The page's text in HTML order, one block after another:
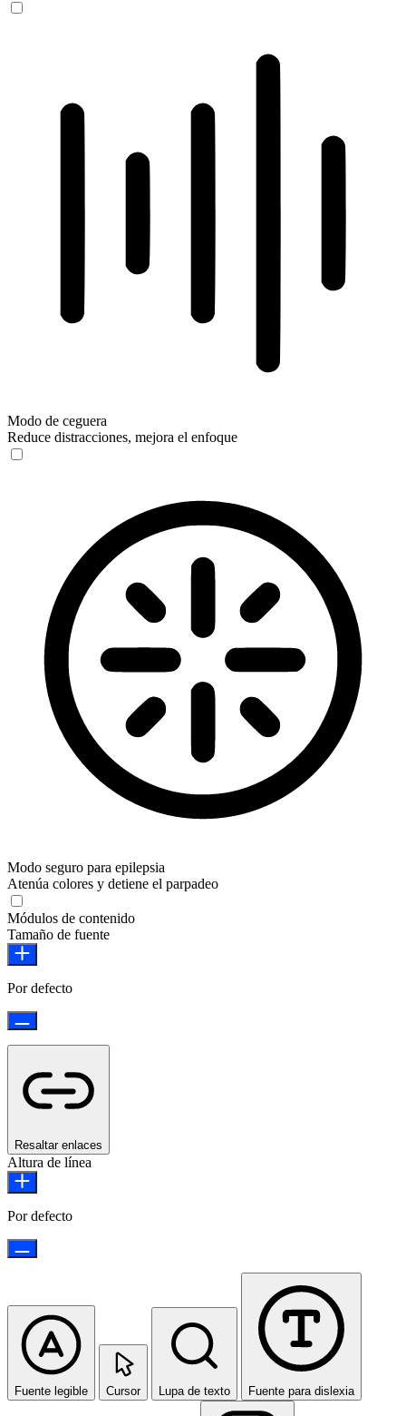
Modo de ceguera
Reduce distracciones, mejora el enfoque
Modo seguro para epilepsia
Atenúa colores y detiene el parpadeo
Módulos de contenido
Tamaño de fuente
Por defecto
Resaltar enlaces
Altura de línea
Por defecto
Fuente legible Cursor Lupa de texto Fuente para dislexia